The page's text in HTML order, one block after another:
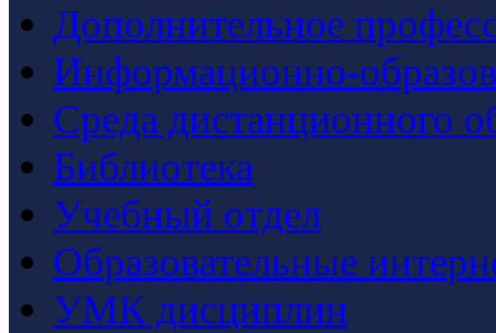
Дополнительное
Информационно-
Среда дистанционного
Библиотека
Учебный отдел
Образовательные
УМК дисциплин